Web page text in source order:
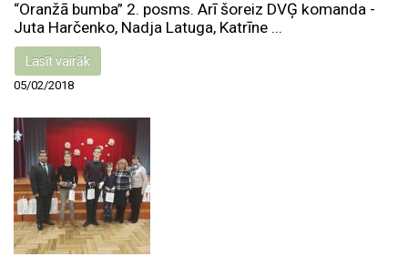
“Oranžā bumba” 2. posms. Arī šoreiz DVĢ komanda -
Juta Harčenko, Nadja Latuga, Katrīne ...
Lasīt vairāk
05/02/2018